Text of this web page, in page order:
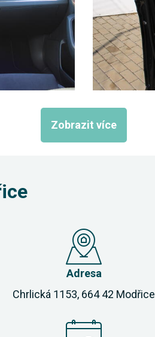
Zobrazit více
Adresa
Chrlická 1153, 664 42 Modřice